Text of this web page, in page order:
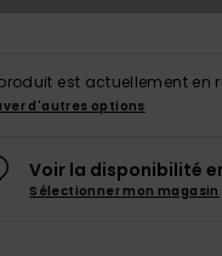
est actuellement en
d'autres options
Voir la disponibilité
Sélectionner mon magasin